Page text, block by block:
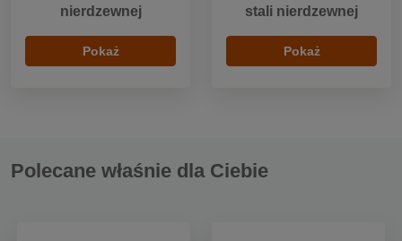
nierdzewnej
Pokaż
stali nierdzewnej
Pokaż
Polecane właśnie dla Ciebie